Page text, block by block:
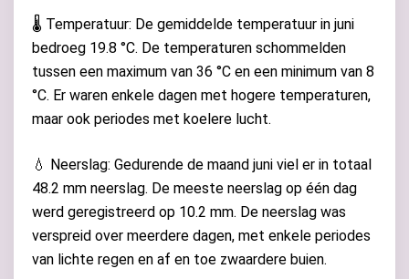
🌡️ Temperatuur: De gemiddelde temperatuur in juni
bedroeg 19.8 °C. De temperaturen schommelden
tussen een maximum van 36 °C en een minimum van 8
°C. Er waren enkele dagen met hogere temperaturen,
maar ook periodes met koelere lucht.
💧 Neerslag: Gedurende de maand juni viel er in totaal
48.2 mm neerslag. De meeste neerslag op één dag
werd geregistreerd op 10.2 mm. De neerslag was
verspreid over meerdere dagen, met enkele periodes
van lichte regen en af en toe zwaardere buien.